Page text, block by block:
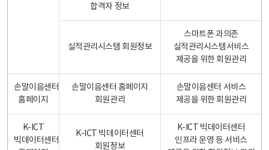
합격자 정보
실적관리시스템 회원정보
스마트폰 과의존
실적관리시스템서비스
제공을 위한 회원관리
손말이음센터
홈페이지
손말이음센터 홈페이지
회원관리
손말이음센터 서비스
제공을 위한 회원관리
K-ICT
빅데이터센터
K-ICT 빅데이터센터
회원정보
K-ICT 빅데이터센터
인프라 운영 등 서비스